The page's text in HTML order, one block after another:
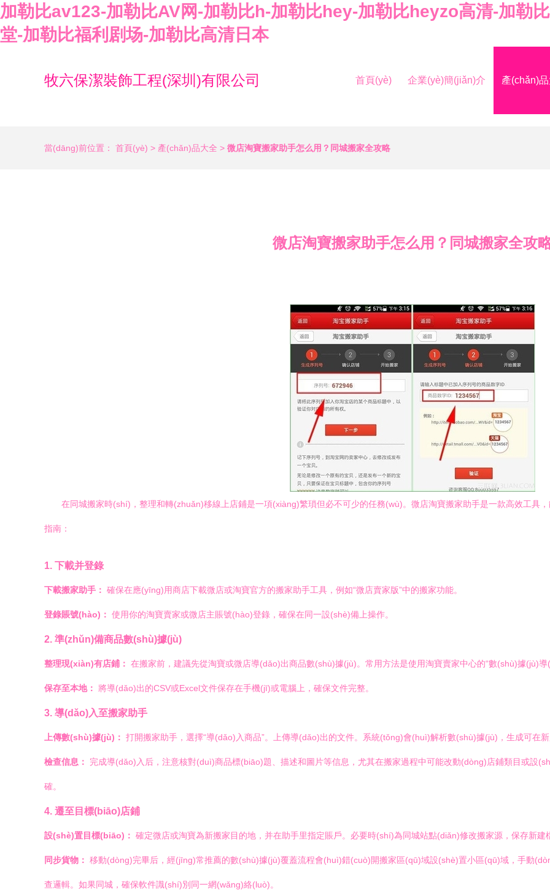
加勒比av123-加勒比AV网-加勒比h-加勒比hey-加勒比heyzo高清-加勒
堂-加勒比福利剧场-加勒比高清日本
牧六保潔裝飾工程(深圳)有限公司 首頁(yè) 企業(yè)簡(jiǎn)介 產(chǎn)
當(dāng)前位置： 首頁(yè) > 產(chǎn)品大全 > 微店淘寶搬家助手怎么用？同城搬家全攻略
微店淘寶搬家助手怎么用？同城搬家全攻
在同城搬家時(shí)，整理和轉(zhuǎn)移線上店鋪是一項(xiàng)繁瑣但必不可少的任務(wù)。微店淘寶搬家助手是一款高效工具
指南：
1. 下載并登錄
下載搬家助手： 確保在應(yīng)用商店下載微店或淘寶官方的搬家助手工具，例如“微店賣家版”中的搬家功能。
登錄賬號(hào)： 使用你的淘寶賣家或微店主賬號(hào)登錄，確保在同一設(shè)備上操作。
2. 準(zhǔn)備商品數(shù)據(jù)
整理現(xiàn)有店鋪： 在搬家前，建議先從淘寶或微店導(dǎo)出商品數(shù)據(jù)。常用方法是使用淘寶賣家中心的“數(shù)據(jù)導
保存至本地： 將導(dǎo)出的CSV或Excel文件保存在手機(jī)或電腦上，確保文件完整。
3. 導(dǎo)入至搬家助手
上傳數(shù)據(jù)： 打開搬家助手，選擇“導(dǎo)入商品”。上傳導(dǎo)出的文件。系統(tǒng)會(huì)解析數(shù)據(jù)，生成可在新
檢查信息： 完成導(dǎo)入后，注意核對(duì)商品標(biāo)題、描述和圖片等信息，尤其在搬家過程中可能改動(dòng)店鋪類目或設
確。
4. 遷至目標(biāo)店鋪
設(shè)置目標(biāo)： 確定微店或淘寶為新搬家目的地，并在助手里指定賬戶。必要時(shí)為同城站點(diǎn)修改搬家源，保存新建
同步貨物： 移動(dòng)完畢后，經(jīng)常推薦的數(shù)據(jù)覆蓋流程會(huì)錯(cuò)開搬家區(qū)域設(shè)置小區(qū)域，手動
查邏輯。如果同城，確保軟件識(shí)別同一網(wǎng)絡(luò)。